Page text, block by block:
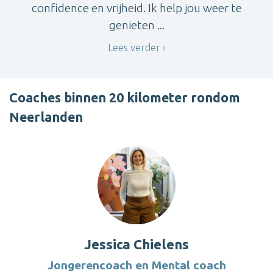
confidence en vrijheid. Ik help jou weer te
genieten ...
Lees verder
Coaches binnen 20 kilometer rondom
Neerlanden
Jessica Chielens
Jongerencoach en Mental coach